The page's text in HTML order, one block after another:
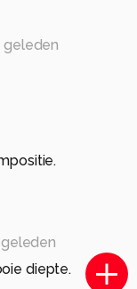
geleden
diepte.